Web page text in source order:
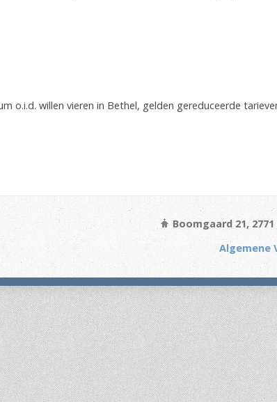
o.i.d. willen vieren in Bethel, gelden gereduceerde
Boomgaard 21,
Algemene